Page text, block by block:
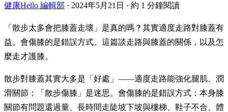
健康Hello 編輯部 · 2024年5月21日 · 約 1 分鐘閱讀
「散步太多會把膝蓋走壞」是真的嗎？其實適度走路對膝蓋有
益。會傷膝的是錯誤方式。這篇談走路與膝蓋的關係，以及怎
麼走才護膝。
散步對膝蓋其實大多是「好處」——適度走路能強化腿肌、潤
滑關節；「散步傷膝」是迷思。會傷膝的是錯誤方式：本身膝
關節有問題還過量、長時間走陡坡下坡與樓梯、鞋子不合、體